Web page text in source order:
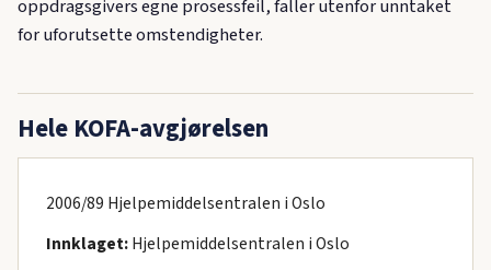
oppdragsgivers egne prosessfeil, faller utenfor unntaket
for uforutsette omstendigheter.
Hele KOFA-avgjørelsen
2006/89 Hjelpemiddelsentralen i Oslo
Innklaget:Hjelpemiddelsentralen i Oslo